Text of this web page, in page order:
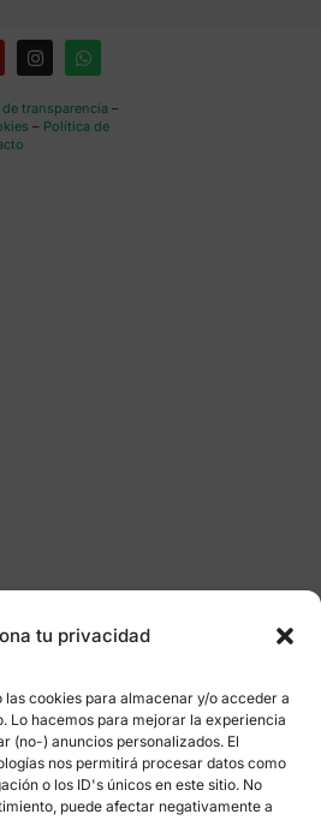
tu privacidad
cookies para almacenar y/o acceder a
Lo hacemos para mejorar la experiencia
(no-) anuncios personalizados. El
nos permitirá procesar datos como
o los ID's únicos en este sitio. No
puede afectar negativamente a
de transparencia–
– Política de